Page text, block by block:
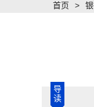
首页 >
导
读